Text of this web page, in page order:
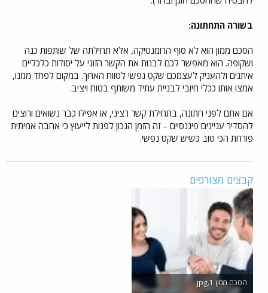
בשורה התחתונה:
הסכם ממון הוא לא סוף הרומנטיקה, אלא תחילתה של שותפות כנה
ושקופה. הוא מאפשר לכם לבנות את הקשר הזוגי על יסודות כלכליים
איתנים ולהעניק לעצמכם שקט נפשי לטווח הארוך. במקום לפחד ממנו,
אמצו אותו ככלי חיובי לבניית עתיד משותף בטוח ויציב.
אם אתם לפני חתונה, בתחילת קשר רציני, או אפילו כבר נשואים ורוצים
להסדיר עניינים פיננסיים – זה הזמן הנכון לפנות לייעוץ כי אהבה אמיתית
פורחת הכי טוב כשיש שקט נפשי.
קבצים מצורפים
הסכם ממון 1.jpg